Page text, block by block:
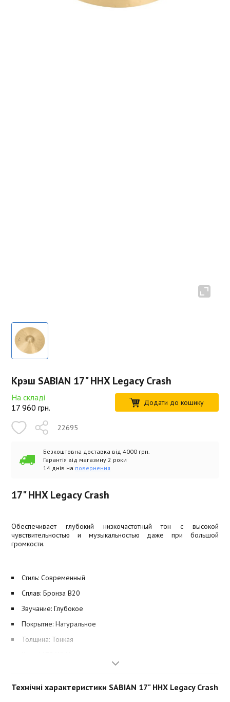
Крэш SABIAN 17" HHX Legacy Crash
На складі
17 960 грн. Додати до кошику
22695
Безкоштовна доставка від 4000 грн.
Гарантія від магазину 2 роки
14 днів на повернення
17" HHX Legacy Crash
Обеспечивает глубокий низкочастотный тон с высокой
чувствительностью и музыкальностью даже при большой
громкости.
Стиль: Современный
Сплав: Бронза B20
Звучание: Глубокое
Покрытие: Натуральное
Толщина: Тонкая
Технічні характеристики SABIAN 17" HHX Legacy Crash